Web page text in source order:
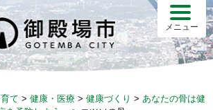
メニュー
て > 健康・医療 > 健康づくり > あなたの骨は健